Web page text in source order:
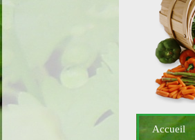
Accueil